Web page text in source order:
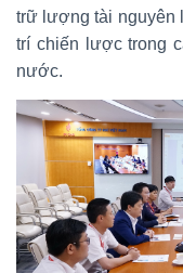
trữ lượng tài nguyên
trí chiến lược trong
nước.